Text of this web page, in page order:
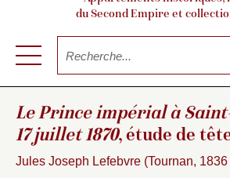
du Second Empire et
Le Prince impérial à
17 juillet 1870, étude de
Jules Joseph Lefebvre (Tournan,